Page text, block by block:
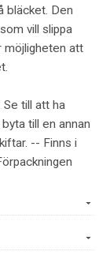
bläcket. Den
vill slippa
möjligheten att
till att ha
till en annan
-- Finns i